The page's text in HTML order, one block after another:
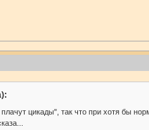
цикады", так что при хотя бы